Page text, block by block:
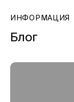
ИНФОРМАЦИЯ
Блог